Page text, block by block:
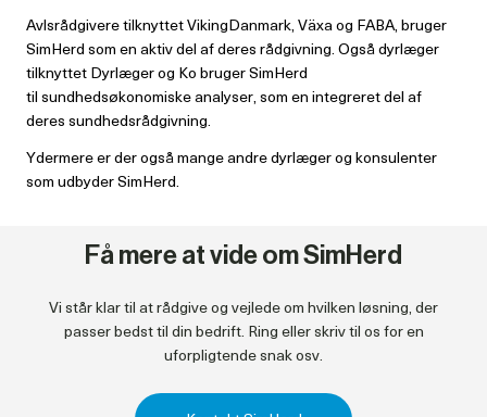
Avlsrådgivere tilknyttet VikingDanmark, Växa og FABA, bruger
SimHerd som en aktiv del af deres rådgivning. Også dyrlæger
tilknyttet Dyrlæger og Ko bruger SimHerd
til sundhedsøkonomiske analyser, som en integreret del af
deres sundhedsrådgivning.
Ydermere er der også mange andre dyrlæger og konsulenter
som udbyder SimHerd.
Få mere at vide om SimHerd
Vi står klar til at rådgive og vejlede om hvilken løsning, der
passer bedst til din bedrift. Ring eller skriv til os for en
uforpligtende snak osv.